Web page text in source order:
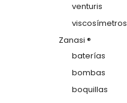
venturis
viscosímetros
Zanasi ®
baterías
bombas
boquillas